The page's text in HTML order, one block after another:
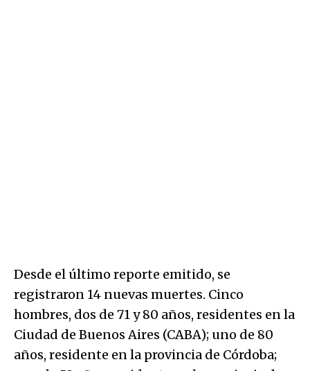
Desde el último reporte emitido, se
registraron 14 nuevas muertes. Cinco
hombres, dos de 71 y 80 años, residentes en la
Ciudad de Buenos Aires (CABA); uno de 80
años, residente en la provincia de Córdoba;